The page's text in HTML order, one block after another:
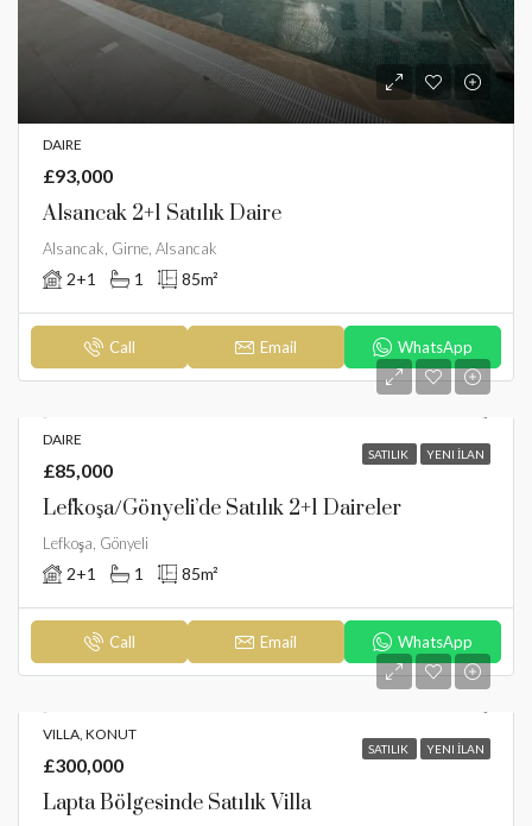
DAIRE
£93,000
Alsancak 2+1 Satılık Daire
Alsancak, Girne, Alsancak
2+1 1 85m²
Call Email WhatsApp
SATILIK YENI İLAN
DAIRE
£85,000
Lefkoşa/Gönyeli’de Satılık 2+1 Daireler
Lefkoşa, Gönyeli
2+1 1 85m²
Call Email WhatsApp
SATILIK YENI İLAN
VILLA, KONUT
£300,000
Lapta Bölgesinde Satılık Villa